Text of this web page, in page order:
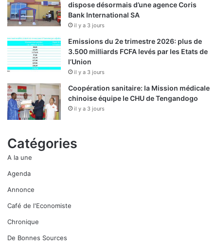
r
i
e
e
t
d
’
n
t
e
r
é
d
i
a
i
o
f
n
dispose désormais d’une agence Coris
Bank International SA
il y a 3 jours
Emissions du 2e trimestre 2026: plus de
3.500 milliards FCFA levés par les Etats de
l’Union
il y a 3 jours
Coopération sanitaire: la Mission médicale
chinoise équipe le CHU de Tengandogo
il y a 3 jours
Catégories
A la une
Agenda
Annonce
Café de l'Economiste
Chronique
De Bonnes Sources